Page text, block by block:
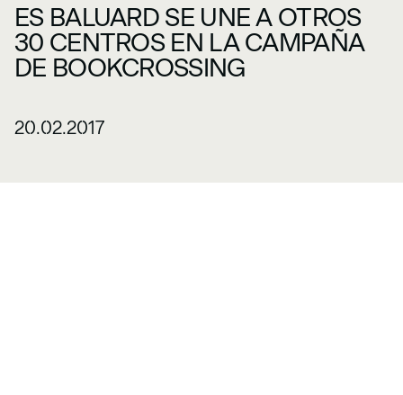
ES BALUARD SE UNE A OTROS
30 CENTROS EN LA CAMPAÑA
DE BOOKCROSSING
20.02.2017